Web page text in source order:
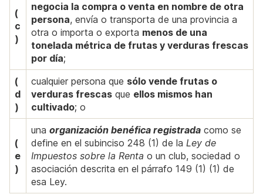
(
c
)
negocia la compra o venta en nombre de otra
persona, envía o transporta de una provincia a
otra o importa o exporta menos de una
tonelada métrica de frutas y verduras frescas
por día;
(
d
)
cualquier persona que sólo vende frutas o
verduras frescas que ellos mismos han
cultivado; o
(
e
)
una organización benéfica registrada como se
define en el subinciso 248 (1) de la Ley de
Impuestos sobre la Renta o un club, sociedad o
asociación descrita en el párrafo 149 (1) (1) de
esa Ley.